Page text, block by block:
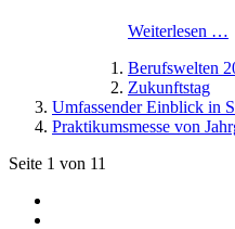
Weiterlesen …
Berufswelten
Zukunftstag
Umfassender Einblick in
Praktikumsmesse von
Seite 1 von 11